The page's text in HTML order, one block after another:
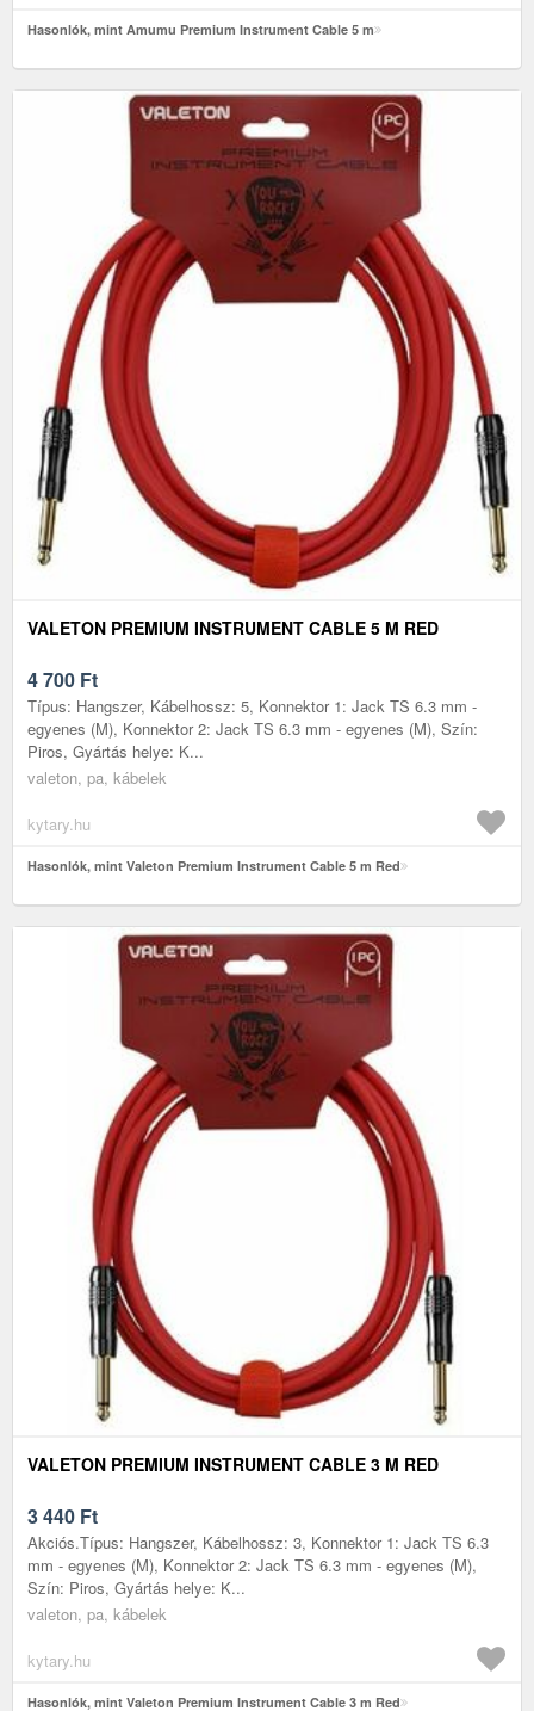
Hasonlók, mint Amumu Premium Instrument Cable 5 m
VALETON PREMIUM INSTRUMENT CABLE 5 M RED
4 700 Ft
Típus: Hangszer, Kábelhossz: 5, Konnektor 1: Jack TS 6.3 mm -
egyenes (M), Konnektor 2: Jack TS 6.3 mm - egyenes (M), Szín:
Piros, Gyártás helye: K...
valeton, pa, kábelek
kytary.hu
Hasonlók, mint Valeton Premium Instrument Cable 5 m Red
VALETON PREMIUM INSTRUMENT CABLE 3 M RED
3 440 Ft
Akciós.Típus: Hangszer, Kábelhossz: 3, Konnektor 1: Jack TS 6.3
mm - egyenes (M), Konnektor 2: Jack TS 6.3 mm - egyenes (M),
Szín: Piros, Gyártás helye: K...
valeton, pa, kábelek
kytary.hu
Hasonlók, mint Valeton Premium Instrument Cable 3 m Red